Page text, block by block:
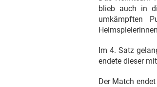
blieb auch in
umkämpften
Im 4. Satz
endete dieser
Der Match